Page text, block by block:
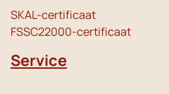
SKAL-certificaat
FSSC22000-certificaat
Service